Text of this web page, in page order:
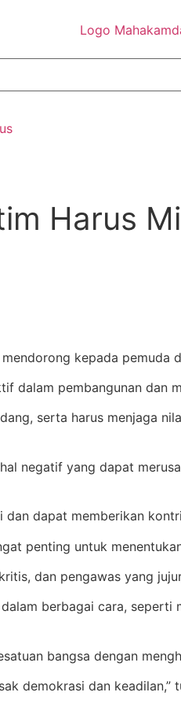
Harus
kepada
dalam pembangunan dan
serta harus menjaga
negatif yang dapat
dapat memberikan
penting untuk
dan pengawas yang
berbagai cara,
bangsa dengan
demokrasi dan keadilan,”